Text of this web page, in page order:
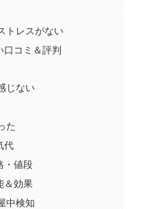
トレスがない
コミ＆評判
じない
た
代
・値段
＆効果
中検知